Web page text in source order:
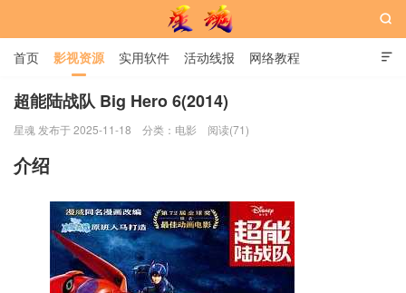

首页 影视资源 实用软件 活动线报 网络教程
用户中心 书籍 娱乐

超能陆战队 Big Hero 6(2014)
星魂 发布于 2025-11-18 分类： 电影 阅读(71)
介绍